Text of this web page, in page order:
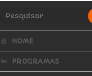
HOME
PROGRAMAS